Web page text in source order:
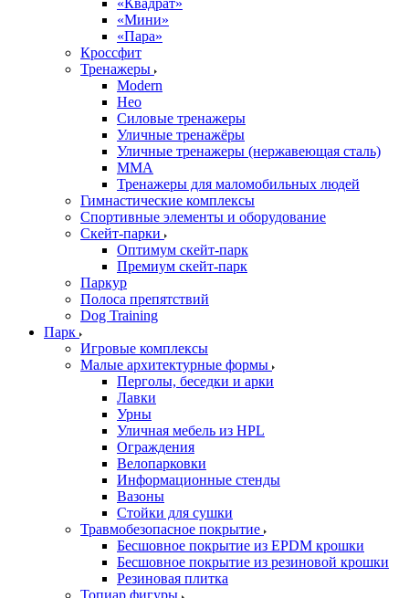
«Квадрат»
«Мини»
«Пара»
Кроссфит
Тренажеры
Modern
Нео
Силовые тренажеры
Уличные тренажёры
Уличные тренажеры (нержавеющая сталь)
ММА
Тренажеры для маломобильных людей
Гимнастические комплексы
Спортивные элементы и оборудование
Скейт-парки
Оптимум скейт-парк
Премиум скейт-парк
Паркур
Полоса препятствий
Dog Training
Парк
Игровые комплексы
Малые архитектурные формы
Перголы, беседки и арки
Лавки
Урны
Уличная мебель из HPL
Ограждения
Велопарковки
Информационные стенды
Вазоны
Стойки для сушки
Травмобезопасное покрытие
Бесшовное покрытие из EPDM крошки
Бесшовное покрытие из резиновой крошки
Резиновая плитка
Топиар фигуры